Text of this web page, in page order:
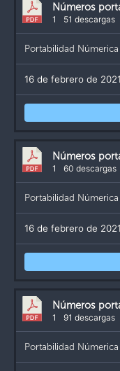
Números
1 51 descargas
Portabilidad Númerica
16 de febrero de 2021
Números
1 60 descargas
Portabilidad Númerica
16 de febrero de 2021
Números
1 91 descargas
Portabilidad Númerica